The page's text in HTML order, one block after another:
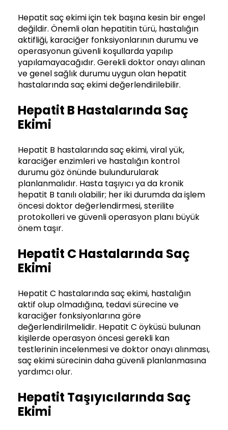
Hepatit saç ekimi için tek başına kesin bir engel
değildir. Önemli olan hepatitin türü, hastalığın
aktifliği, karaciğer fonksiyonlarının durumu ve
operasyonun güvenli koşullarda yapılıp
yapılamayacağıdır. Gerekli doktor onayı alınan
ve genel sağlık durumu uygun olan hepatit
hastalarında saç ekimi değerlendirilebilir.
Hepatit B Hastalarında Saç
Ekimi
Hepatit B hastalarında saç ekimi, viral yük,
karaciğer enzimleri ve hastalığın kontrol
durumu göz önünde bulundurularak
planlanmalıdır. Hasta taşıyıcı ya da kronik
hepatit B tanılı olabilir; her iki durumda da işlem
öncesi doktor değerlendirmesi, sterilite
protokolleri ve güvenli operasyon planı büyük
önem taşır.
Hepatit C Hastalarında Saç
Ekimi
Hepatit C hastalarında saç ekimi, hastalığın
aktif olup olmadığına, tedavi sürecine ve
karaciğer fonksiyonlarına göre
değerlendirilmelidir. Hepatit C öyküsü bulunan
kişilerde operasyon öncesi gerekli kan
testlerinin incelenmesi ve doktor onayı alınması,
saç ekimi sürecinin daha güvenli planlanmasına
yardımcı olur.
Hepatit Taşıyıcılarında Saç
Ekimi